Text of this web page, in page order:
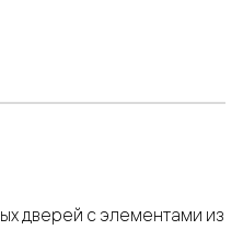
дверей с элементами из